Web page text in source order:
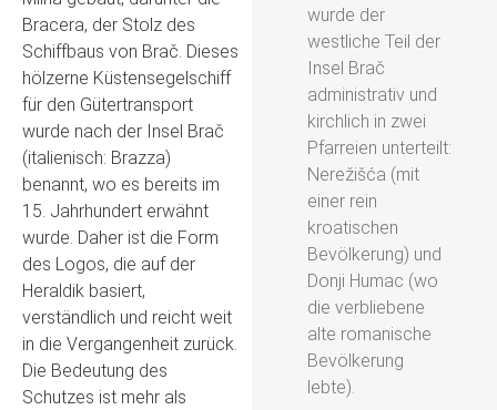
Bracera, der Stolz des
Schiffbaus von Brač. Dieses
hölzerne Küstensegelschiff
für den Gütertransport
wurde nach der Insel Brač
(italienisch: Brazza)
benannt, wo es bereits im
15. Jahrhundert erwähnt
wurde. Daher ist die Form
des Logos, die auf der
Heraldik basiert,
verständlich und reicht weit
in die Vergangenheit zurück.
Die Bedeutung des
Schutzes ist mehr als
wurde der
westliche Teil der
Insel Brač
administrativ und
kirchlich in zwei
Pfarreien unterteilt:
Nerežišća (mit
einer rein
kroatischen
Bevölkerung) und
Donji Humac (wo
die verbliebene
alte romanische
Bevölkerung
lebte).